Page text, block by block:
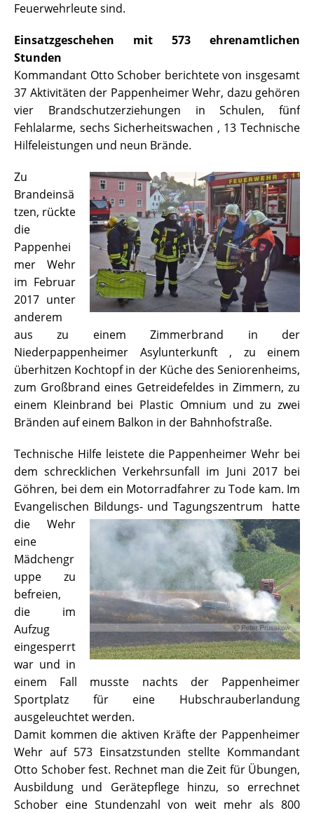
Feuerwehrleute sind.
Einsatzgeschehen mit 573 ehrenamtlichen
Stunden
Kommandant Otto Schober berichtete von insgesamt
37 Aktivitäten der Pappenheimer Wehr, dazu gehören
vier Brandschutzerziehungen in Schulen, fünf
Fehlalarme, sechs Sicherheitswachen , 13 Technische
Hilfeleistungen und neun Brände.
Zu
Brandeinsä
tzen, rückte
die
Pappenhei
mer Wehr
im Februar
2017 unter
anderem
aus zu einem Zimmerbrand in der
Niederpappenheimer Asylunterkunft , zu einem
überhitzen Kochtopf in der Küche des Seniorenheims,
zum Großbrand eines Getreidefeldes in Zimmern, zu
einem Kleinbrand bei Plastic Omnium und zu zwei
Bränden auf einem Balkon in der Bahnhofstraße.
Technische Hilfe leistete die Pappenheimer Wehr bei
dem schrecklichen Verkehrsunfall im Juni 2017 bei
Göhren, bei dem ein Motorradfahrer zu Tode kam. Im
Evangelischen Bildungs- und Tagungszentrum hatte
die Wehr
eine
Mädchengr
uppe zu
befreien,
die im
Aufzug
eingesperrt
war und in
einem Fall musste nachts der Pappenheimer
Sportplatz für eine Hubschrauberlandung
ausgeleuchtet werden.
Damit kommen die aktiven Kräfte der Pappenheimer
Wehr auf 573 Einsatzstunden stellte Kommandant
Otto Schober fest. Rechnet man die Zeit für Übungen,
Ausbildung und Gerätepflege hinzu, so errechnet
Schober eine Stundenzahl von weit mehr als 800